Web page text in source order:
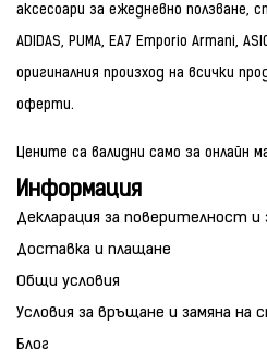
аксесоари за ежедневно ползване,
ADIDAS, PUMA, EA7 Emporio Armani,
оригиналния произход на всички
оферти.
Цените са валидни само за онлайн
Информация
Декларация за поверителност
Доставка и плащане
Общи условия
Условия за връщане и замяна на
Блог